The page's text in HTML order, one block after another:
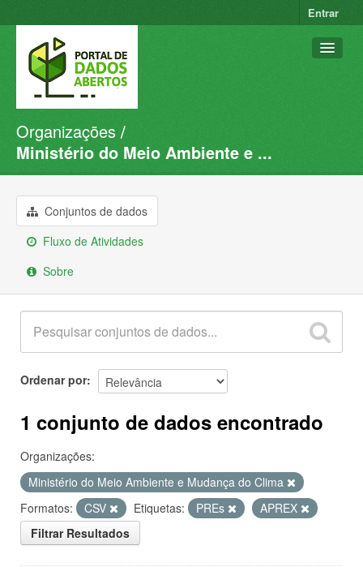
Entrar
Conjuntos de dados
Organizações
Sobre
Organizações
Ministério do Meio Ambiente e ...
Conjuntos de dados
Fluxo de Atividades
Sobre
Ordenar por
1 conjunto de dados encontrado
Organizações:
Ministério do Meio Ambiente e Mudança do Clima
Formatos:
CSV Etiquetas: PREs
APREX
Filtrar Resultados